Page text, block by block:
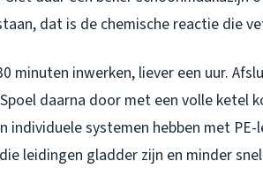
dat is de chemische reactie die
minuten inwerken, liever een uur.
daarna door met een volle ketel
individuele systemen hebben met
leidingen gladder zijn en minder